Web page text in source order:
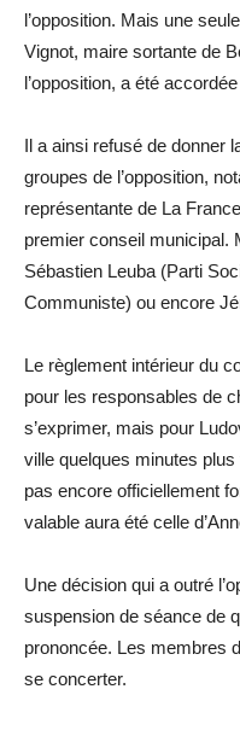
l’opposition. Mais une
Vignot, maire sortante de
l’opposition, a été
Il a ainsi refusé de donner
groupes de l’opposition,
représentante de La
premier conseil municipal.
Sébastien Leuba (Parti
Communiste) ou encore
Le règlement intérieur du
pour les responsables de
s’exprimer, mais pour
ville quelques minutes plus
pas encore officiellement
valable aura été celle
Une décision qui a outré
suspension de séance de
prononcée. Les membres
se concerter.